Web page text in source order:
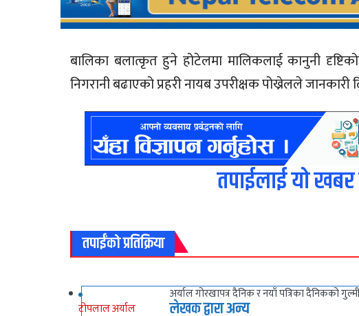
बालिका बलात्कृत हुने होटेलमा मालिकलाई कानुनी
निगरानी बढाएको प्रहरी नायब उपरीक्षक पोख्रेलले जानकारी
तपाईलाई यो खबर
तपाईंको प्रतिक्रिया
टोपलाल अर्याल
अर्याल गोरखापत्र दैनिक र नयाँ पत्रिका दैनिकको
लेखक द्वारा अन्य